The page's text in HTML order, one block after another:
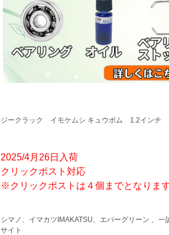
ジークラック イモケムシ キュウボム 1.2インチ
2025/4月26日入荷
クリックポスト対応
※クリックポストは４個までとなります
シマノ、イマカツIMAKATSU、エバーグリーン 、
サイト